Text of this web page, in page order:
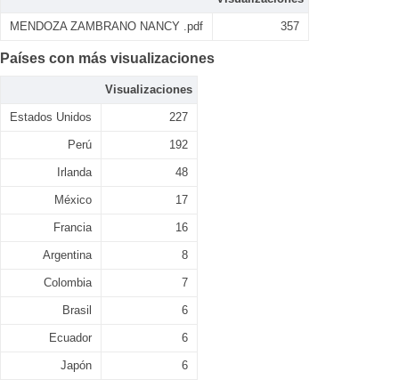
MENDOZA ZAMBRANO NANCY .pdf 357
Países con más visualizaciones
Visualizaciones
Estados Unidos 227
Perú 192
Irlanda 48
México 17
Francia 16
Argentina 8
Colombia 7
Brasil 6
Ecuador 6
Japón 6